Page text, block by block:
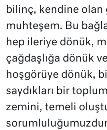
bilinç, kendine
muhteşem. Bu
hep ileriye dönük,
çağdaşlığa dönük
hoşgörüye dönük,
saydıkları bir
zemini, temeli